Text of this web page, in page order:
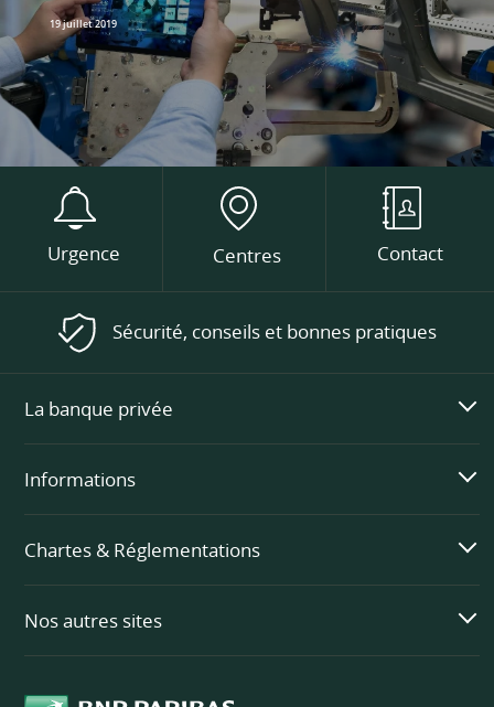
19 juillet 2019
Urgence Centres Contact
Sécurité, conseils et bonnes pratiques
La banque privée
Informations
Chartes & Réglementations
Nos autres sites